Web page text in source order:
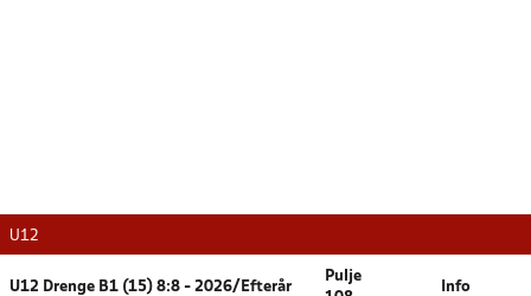
U12
U12 Drenge B1 (15) 8:8 - 2026/Efterår
Pulje
Info